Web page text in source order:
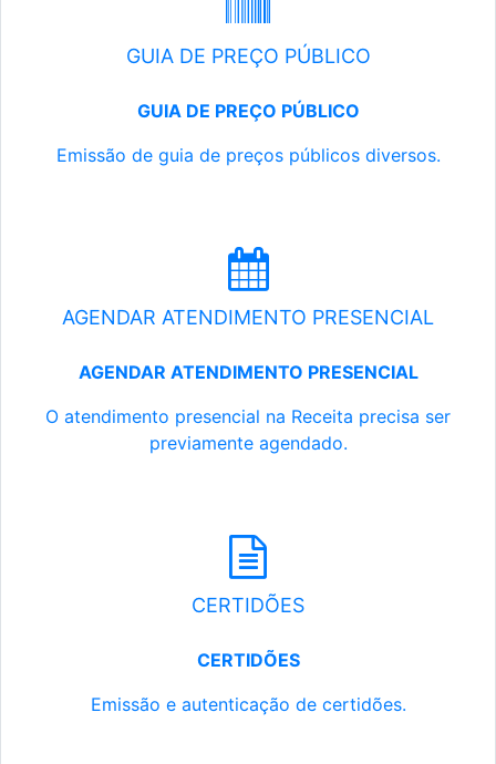
GUIA DE PREÇO PÚBLICO
GUIA DE PREÇO PÚBLICO
Emissão de guia de preços públicos diversos.
AGENDAR ATENDIMENTO PRESENCIAL
AGENDAR ATENDIMENTO PRESENCIAL
O atendimento presencial na Receita precisa ser
previamente agendado.
CERTIDÕES
CERTIDÕES
Emissão e autenticação de certidões.